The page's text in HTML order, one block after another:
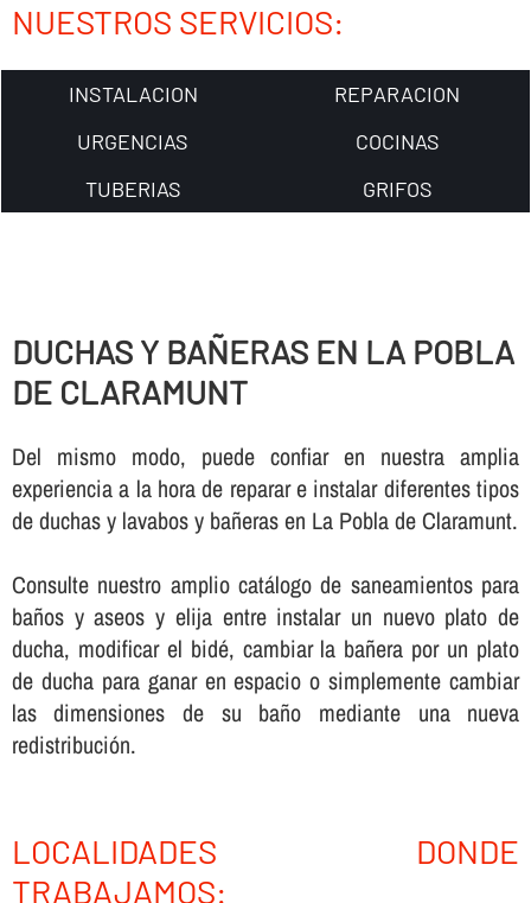
NUESTROS SERVICIOS:
INSTALACION
REPARACION
URGENCIAS
COCINAS
TUBERIAS
GRIFOS
DUCHAS Y BAÑERAS EN LA POBLA
DE CLARAMUNT
Del mismo modo, puede confiar en nuestra amplia
experiencia a la hora de reparar e instalar diferentes tipos
de duchas y lavabos y bañeras en La Pobla de Claramunt.
Consulte nuestro amplio catálogo de saneamientos para
baños y aseos y elija entre instalar un nuevo plato de
ducha, modificar el bidé, cambiar la bañera por un plato
de ducha para ganar en espacio o simplemente cambiar
las dimensiones de su baño mediante una nueva
redistribución.
LOCALIDADES DONDE
TRABAJAMOS: